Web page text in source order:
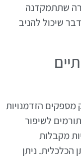
שתתמקדנה
שיכול להניב
הזדמנויות
לשיפור
מקבלות
הכלכלית. ניתן